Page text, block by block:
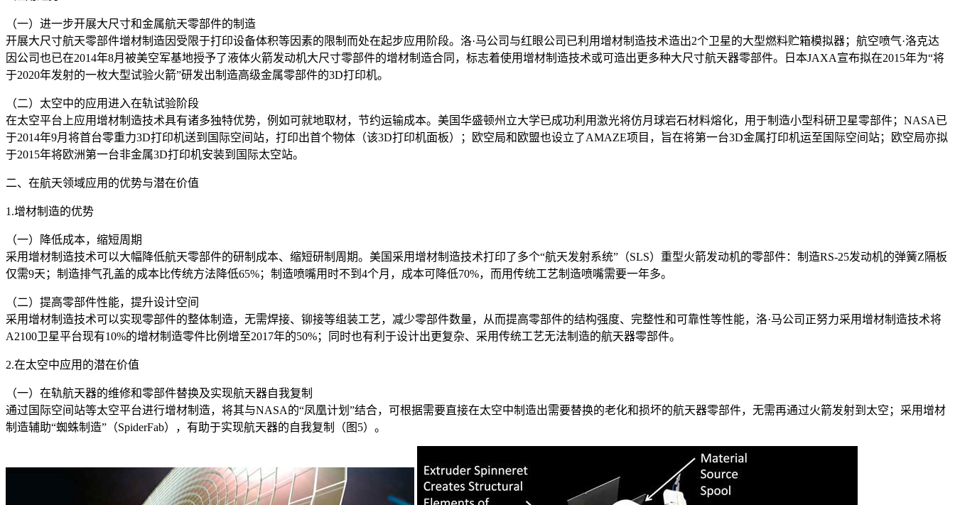
（一）进一步开展大尺寸和金属航天零部件的制造
开展大尺寸航天零部件增材制造因受限于打印设备体积等因素的限制而处在起步应用阶段。洛·马公司与红眼公司已利用增材制造技术造出2个卫星的大型燃料贮箱模拟器；航空喷气·洛克达
因公司也已在2014年8月被美空军基地授予了液体火箭发动机大尺寸零部件的增材制造合同，标志着使用增材制造技术或可造出更多种大尺寸航天器零部件。日本JAXA宣布拟在2015年为“将
于2020年发射的一枚大型试验火箭”研发出制造高级金属零部件的3D打印机。
（二）太空中的应用进入在轨试验阶段
在太空平台上应用增材制造技术具有诸多独特优势，例如可就地取材，节约运输成本。美国华盛顿州立大学已成功利用激光将仿月球岩石材料熔化，用于制造小型科研卫星零部件；NASA已
于2014年9月将首台零重力3D打印机送到国际空间站，打印出首个物体（该3D打印机面板）；欧空局和欧盟也设立了AMAZE项目，旨在将第一台3D金属打印机运至国际空间站；欧空局亦拟
于2015年将欧洲第一台非金属3D打印机安装到国际太空站。
二、在航天领域应用的优势与潜在价值
1.增材制造的优势
（一）降低成本，缩短周期
采用增材制造技术可以大幅降低航天零部件的研制成本、缩短研制周期。美国采用增材制造技术打印了多个“航天发射系统”（SLS）重型火箭发动机的零部件：制造RS-25发动机的弹簧Z隔板
仅需9天；制造排气孔盖的成本比传统方法降低65%；制造喷嘴用时不到4个月，成本可降低70%，而用传统工艺制造喷嘴需要一年多。
（二）提高零部件性能，提升设计空间
采用增材制造技术可以实现零部件的整体制造，无需焊接、铆接等组装工艺，减少零部件数量，从而提高零部件的结构强度、完整性和可靠性等性能，洛·马公司正努力采用增材制造技术将
A2100卫星平台现有10%的增材制造零件比例增至2017年的50%；同时也有利于设计出更复杂、采用传统工艺无法制造的航天器零部件。
2.在太空中应用的潜在价值
（一）在轨航天器的维修和零部件替换及实现航天器自我复制
通过国际空间站等太空平台进行增材制造，将其与NASA的“凤凰计划”结合，可根据需要直接在太空中制造出需要替换的老化和损坏的航天器零部件，无需再通过火箭发射到太空；采用增材
制造辅助“蜘蛛制造”（SpiderFab），有助于实现航天器的自我复制（图5）。